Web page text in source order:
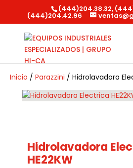
(444)204.38.32,
(444)204.42.96
Inicio / Parazzini / Hidrolavadora
Hidrolavadora
HE22KW